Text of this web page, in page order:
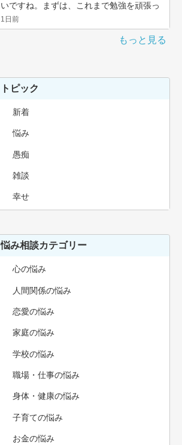
いですね。まずは、これまで勉強を頑張っ
てこられ…
1日前
もっと見る
トピック
新着
悩み
愚痴
雑談
幸せ
悩み相談カテゴリー
心の悩み
人間関係の悩み
恋愛の悩み
家庭の悩み
学校の悩み
職場・仕事の悩み
身体・健康の悩み
子育ての悩み
お金の悩み